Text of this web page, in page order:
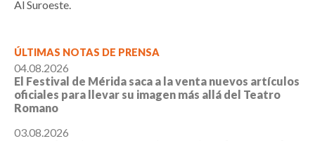
Al Suroeste.
ÚLTIMAS NOTAS DE PRENSA
04.08.2026
El Festival de Mérida saca a la venta nuevos artículos
oficiales para llevar su imagen más allá del Teatro
Romano
03.08.2026